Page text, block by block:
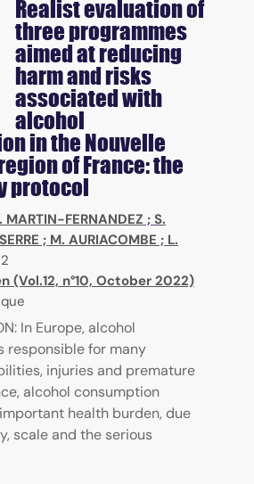
Realist evaluation of
three programmes
aimed at reducing
harm and risks
associated with
alcohol
in the Nouvelle
of France: the
protocol
MARTIN-FERNANDEZ ; S.
; M. AURIACOMBE ; L.
(Vol.12, n°10, October 2022)
In Europe, alcohol
responsible for many
injuries and premature
alcohol consumption
health burden, due
scale and the serious